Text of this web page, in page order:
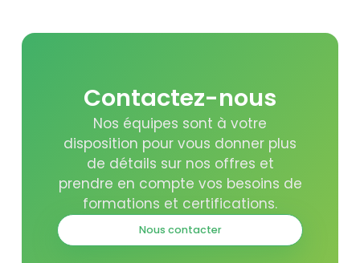
Contactez-nous
Nos équipes sont à votre
disposition pour vous donner plus
de détails sur nos offres et
prendre en compte vos besoins de
formations et certifications.
Nous contacter